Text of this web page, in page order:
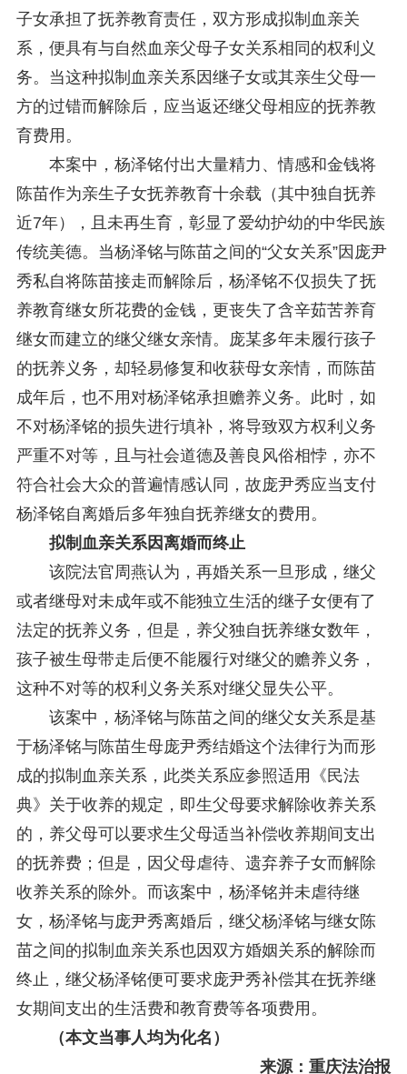
子女承担了抚养教育责任，双方形成拟制血亲关
系，便具有与自然血亲父母子女关系相同的权利义
务。当这种拟制血亲关系因继子女或其亲生父母一
方的过错而解除后，应当返还继父母相应的抚养教
育费用。
本案中，杨泽铭付出大量精力、情感和金钱将
陈苗作为亲生子女抚养教育十余载（其中独自抚养
近7年），且未再生育，彰显了爱幼护幼的中华民族
传统美德。当杨泽铭与陈苗之间的“父女关系”因庞尹
秀私自将陈苗接走而解除后，杨泽铭不仅损失了抚
养教育继女所花费的金钱，更丧失了含辛茹苦养育
继女而建立的继父继女亲情。庞某多年未履行孩子
的抚养义务，却轻易修复和收获母女亲情，而陈苗
成年后，也不用对杨泽铭承担赡养义务。此时，如
不对杨泽铭的损失进行填补，将导致双方权利义务
严重不对等，且与社会道德及善良风俗相悖，亦不
符合社会大众的普遍情感认同，故庞尹秀应当支付
杨泽铭自离婚后多年独自抚养继女的费用。
拟制血亲关系因离婚而终止
该院法官周燕认为，再婚关系一旦形成，继父
或者继母对未成年或不能独立生活的继子女便有了
法定的抚养义务，但是，养父独自抚养继女数年，
孩子被生母带走后便不能履行对继父的赡养义务，
这种不对等的权利义务关系对继父显失公平。
该案中，杨泽铭与陈苗之间的继父女关系是基
于杨泽铭与陈苗生母庞尹秀结婚这个法律行为而形
成的拟制血亲关系，此类关系应参照适用《民法
典》关于收养的规定，即生父母要求解除收养关系
的，养父母可以要求生父母适当补偿收养期间支出
的抚养费；但是，因父母虐待、遗弃养子女而解除
收养关系的除外。而该案中，杨泽铭并未虐待继
女，杨泽铭与庞尹秀离婚后，继父杨泽铭与继女陈
苗之间的拟制血亲关系也因双方婚姻关系的解除而
终止，继父杨泽铭便可要求庞尹秀补偿其在抚养继
女期间支出的生活费和教育费等各项费用。
（本文当事人均为化名）
来源：重庆法治报